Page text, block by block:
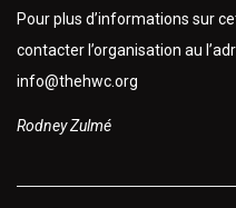
Pour plus d’informations sur
contacter l’organisation au
info@thehwc.org
Rodney Zulmé